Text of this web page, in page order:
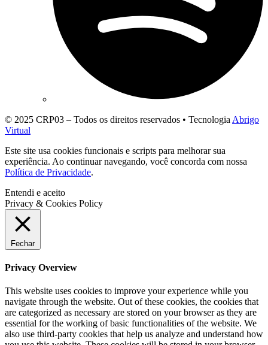
© 2025 CRP03 – Todos os direitos reservados • Tecnologia Abrigo
Virtual
Este site usa cookies funcionais e scripts para melhorar sua
experiência. Ao continuar navegando, você concorda com nossa
Política de Privacidade.
Entendi e aceito
Privacy & Cookies Policy
Fechar
Privacy Overview
This website uses cookies to improve your experience while you
navigate through the website. Out of these cookies, the cookies that
are categorized as necessary are stored on your browser as they are
essential for the working of basic functionalities of the website. We
also use third-party cookies that help us analyze and understand how